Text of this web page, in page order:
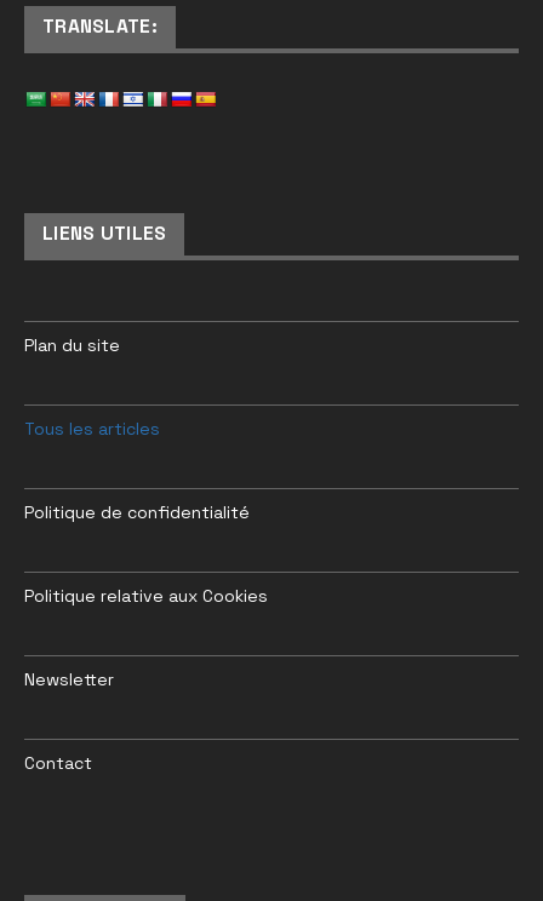
TRANSLATE:
LIENS UTILES
Plan du site
Tous les articles
Politique de confidentialité
Politique relative aux Cookies
Newsletter
Contact